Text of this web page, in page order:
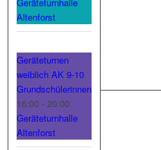
Altenforst
Geräteturnen
weiblich AK 9-10
Grundschülerinnen
16:00 - 20:00
Geräteturnhalle
Altenforst